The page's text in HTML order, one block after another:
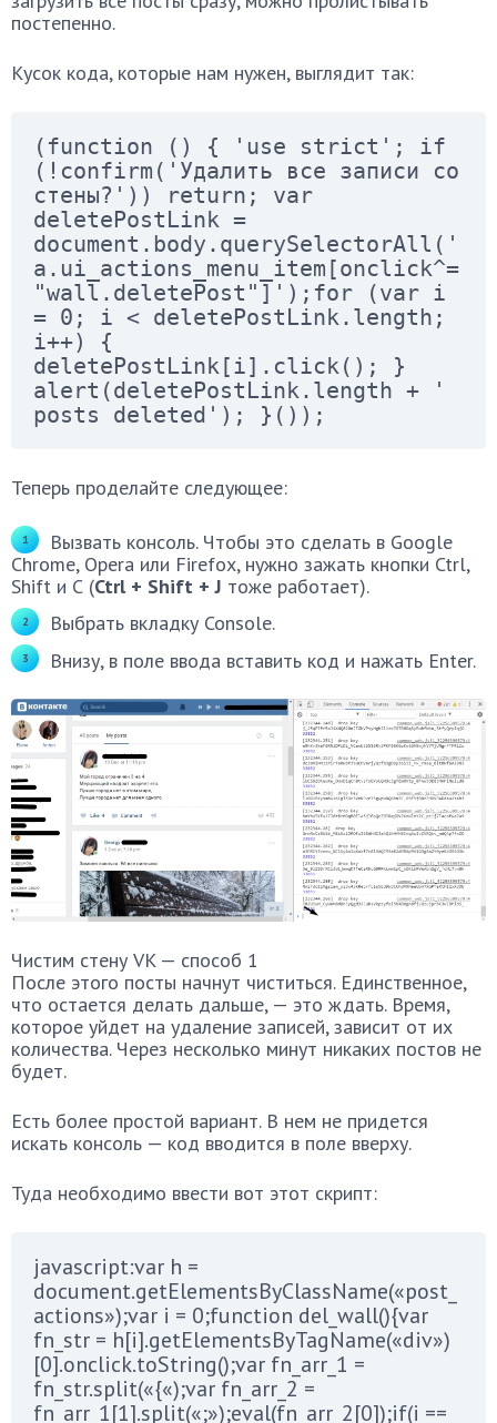
постепенно.
Кусок кода, которые нам нужен, выглядит так:
(function () { 'use strict'; if
(!confirm(' Удалить все записи
со
стены?')) return; var
deletePostLink =
document.body.querySelectorAll('
a.ui_actions_menu_item[onclick^=
"wall.deletePost"]');for (var i
= 0; i < deletePostLink.length;
i++) {
deletePostLink[i].click(); }
alert(deletePostLink.length + '
posts deleted'); }());
Теперь проделайте следующее:
Вызвать консоль. Чтобы это сделать в Google
Chrome, Opera или Firefox, нужно зажать кнопки Ctrl,
Shift и С (Ctrl + Shift + J тоже работает).
Выбрать вкладку Console.
Внизу, в поле ввода вставить код и нажать Enter.
Чистим стену VK — способ 1
После этого посты начнут чиститься. Единственное,
что остается делать дальше, — это ждать. Время,
которое уйдет на удаление записей, зависит от их
количества. Через несколько минут никаких постов не
будет.
Есть более простой вариант. В нем не придется
искать консоль — код вводится в поле вверху.
Туда необходимо ввести вот этот скрипт:
javascript:var h =
document.getElementsByClassName(«post_
actions»);var i = 0;function del_wall(){var
fn_str = h[i].getElementsByTagName(«div»)
[0].onclick.toString();var fn_arr_1 =
fn_str.split(«{«);var fn_arr_2 =
fn_arr_1[1].split(«;»);eval(fn_arr_2[0]);if(i ==